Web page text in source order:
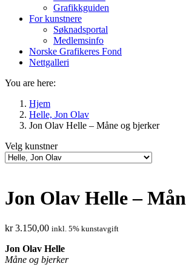
Grafikkguiden
For kunstnere
Søknadsportal
Medlemsinfo
Norske Grafikeres Fond
Nettgalleri
You are here:
Hjem
Helle, Jon Olav
Jon Olav Helle – Måne og bjerker
Velg kunstner
Jon Olav Helle –
kr3.150,00 inkl. 5% kunstavgift
Jon Olav Helle
Måne og bjerker